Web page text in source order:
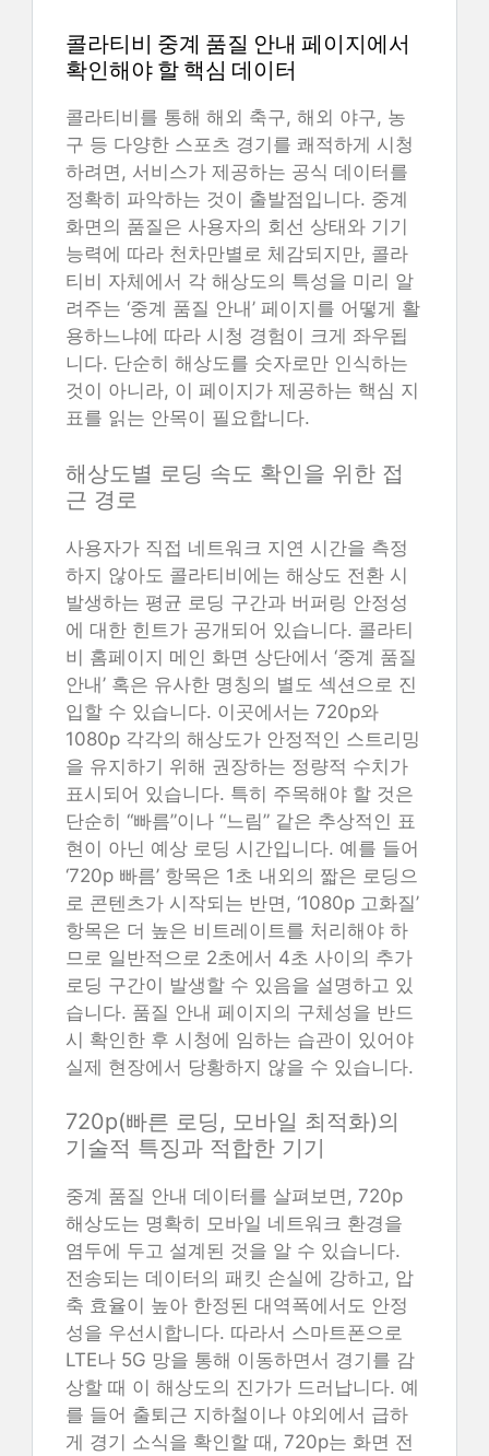
콜라티비 중계 품질 안내 페이지에서
확인해야 할 핵심 데이터
콜라티비를 통해 해외 축구, 해외 야구, 농
구 등 다양한 스포츠 경기를 쾌적하게 시청
하려면, 서비스가 제공하는 공식 데이터를
정확히 파악하는 것이 출발점입니다. 중계
화면의 품질은 사용자의 회선 상태와 기기
능력에 따라 천차만별로 체감되지만, 콜라
티비 자체에서 각 해상도의 특성을 미리 알
려주는 ‘중계 품질 안내’ 페이지를 어떻게 활
용하느냐에 따라 시청 경험이 크게 좌우됩
니다. 단순히 해상도를 숫자로만 인식하는
것이 아니라, 이 페이지가 제공하는 핵심 지
표를 읽는 안목이 필요합니다.
해상도별 로딩 속도 확인을 위한 접
근 경로
사용자가 직접 네트워크 지연 시간을 측정
하지 않아도 콜라티비에는 해상도 전환 시
발생하는 평균 로딩 구간과 버퍼링 안정성
에 대한 힌트가 공개되어 있습니다. 콜라티
비 홈페이지 메인 화면 상단에서 ‘중계 품질
안내’ 혹은 유사한 명칭의 별도 섹션으로 진
입할 수 있습니다. 이곳에서는 720p와
1080p 각각의 해상도가 안정적인 스트리밍
을 유지하기 위해 권장하는 정량적 수치가
표시되어 있습니다. 특히 주목해야 할 것은
단순히 “빠름”이나 “느림” 같은 추상적인 표
현이 아닌 예상 로딩 시간입니다. 예를 들어
‘720p 빠름’ 항목은 1초 내외의 짧은 로딩으
로 콘텐츠가 시작되는 반면, ‘1080p 고화질’
항목은 더 높은 비트레이트를 처리해야 하
므로 일반적으로 2초에서 4초 사이의 추가
로딩 구간이 발생할 수 있음을 설명하고 있
습니다. 품질 안내 페이지의 구체성을 반드
시 확인한 후 시청에 임하는 습관이 있어야
실제 현장에서 당황하지 않을 수 있습니다.
720p(빠른 로딩, 모바일 최적화)의
기술적 특징과 적합한 기기
중계 품질 안내 데이터를 살펴보면, 720p
해상도는 명확히 모바일 네트워크 환경을
염두에 두고 설계된 것을 알 수 있습니다.
전송되는 데이터의 패킷 손실에 강하고, 압
축 효율이 높아 한정된 대역폭에서도 안정
성을 우선시합니다. 따라서 스마트폰으로
LTE나 5G 망을 통해 이동하면서 경기를 감
상할 때 이 해상도의 진가가 드러납니다. 예
를 들어 출퇴근 지하철이나 야외에서 급하
게 경기 소식을 확인할 때, 720p는 화면 전